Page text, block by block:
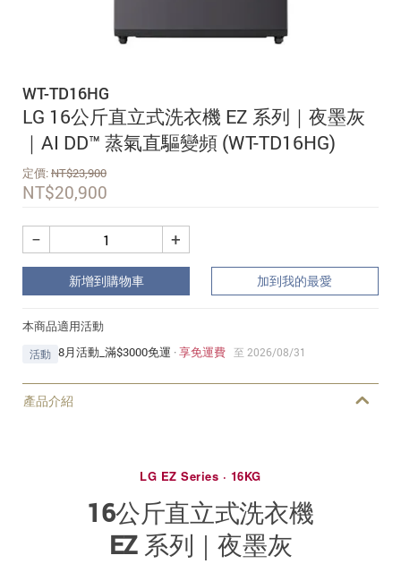
WT-TD16HG
LG 16公斤直立式洗衣機 EZ 系列｜夜墨灰
｜AI DD™ 蒸氣直驅變頻 (WT-TD16HG)
定價:NT$23,900
NT$20,900
+
−
新增到購物車 加到我的最愛
本商品適用活動
活動 8月活動_滿$3000免運 ·享免運費 至 2026/08/31
產品介紹
LG EZ Series · 16KG
16公斤直立式洗衣機
EZ 系列｜夜墨灰
加入 JARVIS VIP